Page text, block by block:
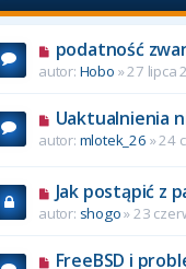
podatność
autor: Hobo » 27 lipca
Uaktualnienia
autor: mlotek_26 » 24
Jak postąpić z
autor: shogo» 23
FreeBSD i